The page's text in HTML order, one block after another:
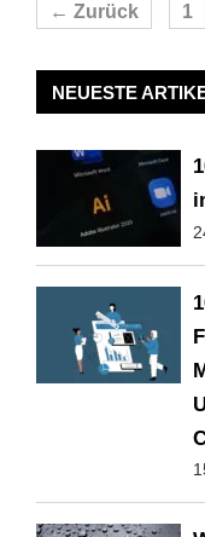
← Zurück 1
NEUESTE